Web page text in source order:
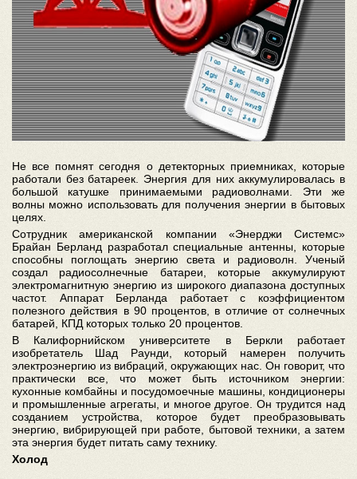
Не все помнят сегодня о детекторных приемниках, которые
работали без батареек. Энергия для них аккумулировалась в
большой катушке принимаемыми радиоволнами. Эти же
волны можно использовать для получения энергии в бытовых
целях.
Сотрудник американской компании «Энерджи Системс»
Брайан Берланд разработал специальные антенны, которые
способны поглощать энергию света и радиоволн. Ученый
создал радиосолнечные батареи, которые аккумулируют
электромагнитную энергию из широкого диапазона доступных
частот. Аппарат Берланда работает с коэффициентом
полезного действия в 90 процентов, в отличие от солнечных
батарей, КПД которых только 20 процентов.
В Калифорнийском университете в Беркли работает
изобретатель Шад Раунди, который намерен получить
электроэнергию из вибраций, окружающих нас. Он говорит, что
практически все, что может быть источником энергии:
кухонные комбайны и посудомоечные машины, кондиционеры
и промышленные агрегаты, и многое другое. Он трудится над
созданием устройства, которое будет преобразовывать
энергию, вибрирующей при работе, бытовой техники, а затем
эта энергия будет питать саму технику.
Холод